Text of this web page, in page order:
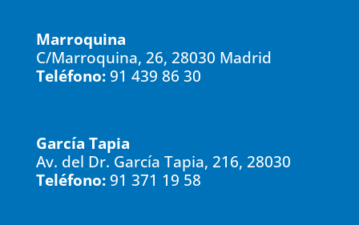
Marroquina
C/Marroquina, 26, 28030 Madrid
Teléfono:91 439 86 30
García Tapia
Av. del Dr. García Tapia, 216, 28030
Teléfono:91 371 19 58